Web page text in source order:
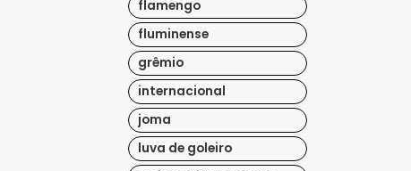
flamengo
fluminense
grêmio
internacional
joma
luva de goleiro